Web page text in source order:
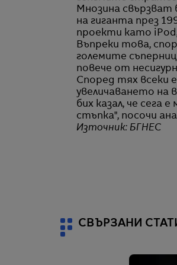
Мнозина
на гиганта през
проекти като
Въпреки това,
големите
повече от
Според тях всеки
увеличаването на
бих казал, че
стъпка", посочи
Източник: БГНЕС
СВЪРЗАНИ